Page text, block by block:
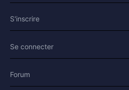
S'inscrire
Se connecter
Forum